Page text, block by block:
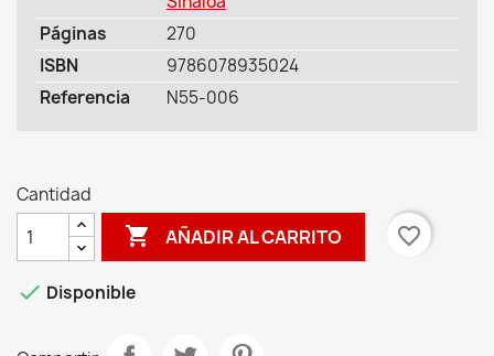
Páginas
270
ISBN
9786078935024
Referencia
N55-006
Cantidad
 AÑADIR AL CARRITO favorite_border
 Disponible